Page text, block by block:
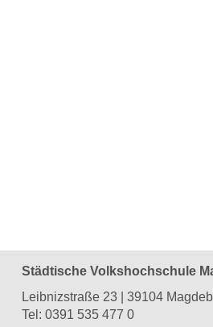
Städtische Volkshochschule
Leibnizstraße 23 | 39104
Tel: 0391 535 477 0